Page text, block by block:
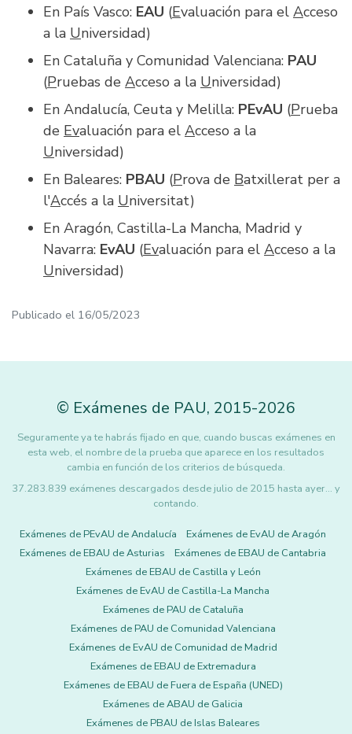
En País Vasco: EAU (Evaluación para el Acceso
a la Universidad)
En Cataluña y Comunidad Valenciana: PAU
(Pruebas de Acceso a la Universidad)
En Andalucía, Ceuta y Melilla: PEvAU (Prueba
de Evaluación para el Acceso a la
Universidad)
En Baleares: PBAU (Prova de Batxillerat per a
l'Accés a la Universitat)
En Aragón, Castilla-La Mancha, Madrid y
Navarra: EvAU (Evaluación para el Acceso a la
Universidad)
Publicado el 16/05/2023
© Exámenes de PAU, 2015-2026
Seguramente ya te habrás fijado en que, cuando buscas exámenes en
esta web, el nombre de la prueba que aparece en los resultados
cambia en función de los criterios de búsqueda.
37.283.839 exámenes descargados desde julio de 2015 hasta ayer... y
contando.
Exámenes de PEvAU de Andalucía
Exámenes de EvAU de Aragón
Exámenes de EBAU de Asturias
Exámenes de EBAU de Cantabria
Exámenes de EBAU de Castilla y León
Exámenes de EvAU de Castilla-La Mancha
Exámenes de PAU de Cataluña
Exámenes de PAU de Comunidad Valenciana
Exámenes de EvAU de Comunidad de Madrid
Exámenes de EBAU de Extremadura
Exámenes de EBAU de Fuera de España (UNED)
Exámenes de ABAU de Galicia
Exámenes de PBAU de Islas Baleares